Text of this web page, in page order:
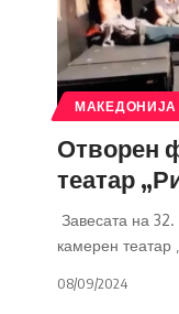
МАКЕДОНИЈА
Отворен
театар
Завесата на
камерен театар
08/09/2024